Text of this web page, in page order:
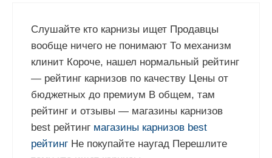
Слушайте кто карнизы ищет Продавцы
вообще ничего не понимают То механизм
клинит Короче, нашел нормальный рейтинг
— рейтинг карнизов по качеству Цены от
бюджетных до премиум В общем, там
рейтинг и отзывы — магазины карнизов
best рейтинг магазины карнизов best
рейтинг Не покупайте наугад Перешлите